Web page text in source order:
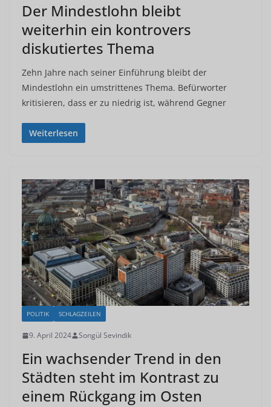
Der Mindestlohn bleibt
weiterhin ein kontrovers
diskutiertes Thema
Zehn Jahre nach seiner Einführung bleibt der
Mindestlohn ein umstrittenes Thema. Befürworter
kritisieren, dass er zu niedrig ist, während Gegner
Weiterlesen
POLITIK SCHLAGZEILEN
9. April 2024 Songül Sevindik
Ein wachsender Trend in den
Städten steht im Kontrast zu
einem Rückgang im Osten